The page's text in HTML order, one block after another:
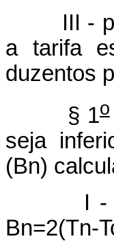
III -
a tarifa
duzentos
§ 1o
seja
(Bn)
I - para
Bn=2(Tn-